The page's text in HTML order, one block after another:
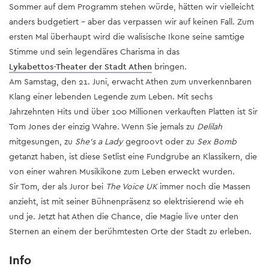
Sommer auf dem Programm stehen würde, hätten wir vielleicht
anders budgetiert – aber das verpassen wir auf keinen Fall. Zum
ersten Mal überhaupt wird die walisische Ikone seine samtige
Stimme und sein legendäres Charisma in das
Lykabettos-Theater der Stadt Athen bringen.
Am Samstag, den 21. Juni, erwacht Athen zum unverkennbaren
Klang einer lebenden Legende zum Leben. Mit sechs
Jahrzehnten Hits und über 100 Millionen verkauften Platten ist Sir
Tom Jones der einzig Wahre. Wenn Sie jemals zu Delilah
mitgesungen, zu She's a Ladygegroovt oder zu Sex Bomb
getanzt haben, ist diese Setlist eine Fundgrube an Klassikern, die
von einer wahren Musikikone zum Leben erweckt wurden.
Sir Tom, der als Juror bei The Voice UKimmer noch die Massen
anzieht, ist mit seiner Bühnenpräsenz so elektrisierend wie eh
und je. Jetzt hat Athen die Chance, die Magie live unter den
Sternen an einem der berühmtesten Orte der Stadt zu erleben.
Info